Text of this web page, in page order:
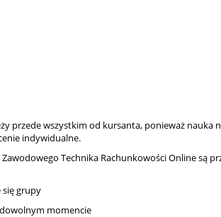
przede wszystkim od kursanta, ponieważ nauka
indywidualne.
Technika Rachunkowości Online są
się grupy
momencie